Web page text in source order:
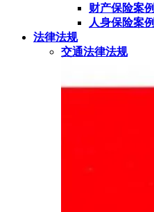
财产保险案例
人身保险案例
法律法规
交通法律法规